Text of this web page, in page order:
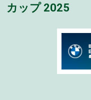
カップ 2025